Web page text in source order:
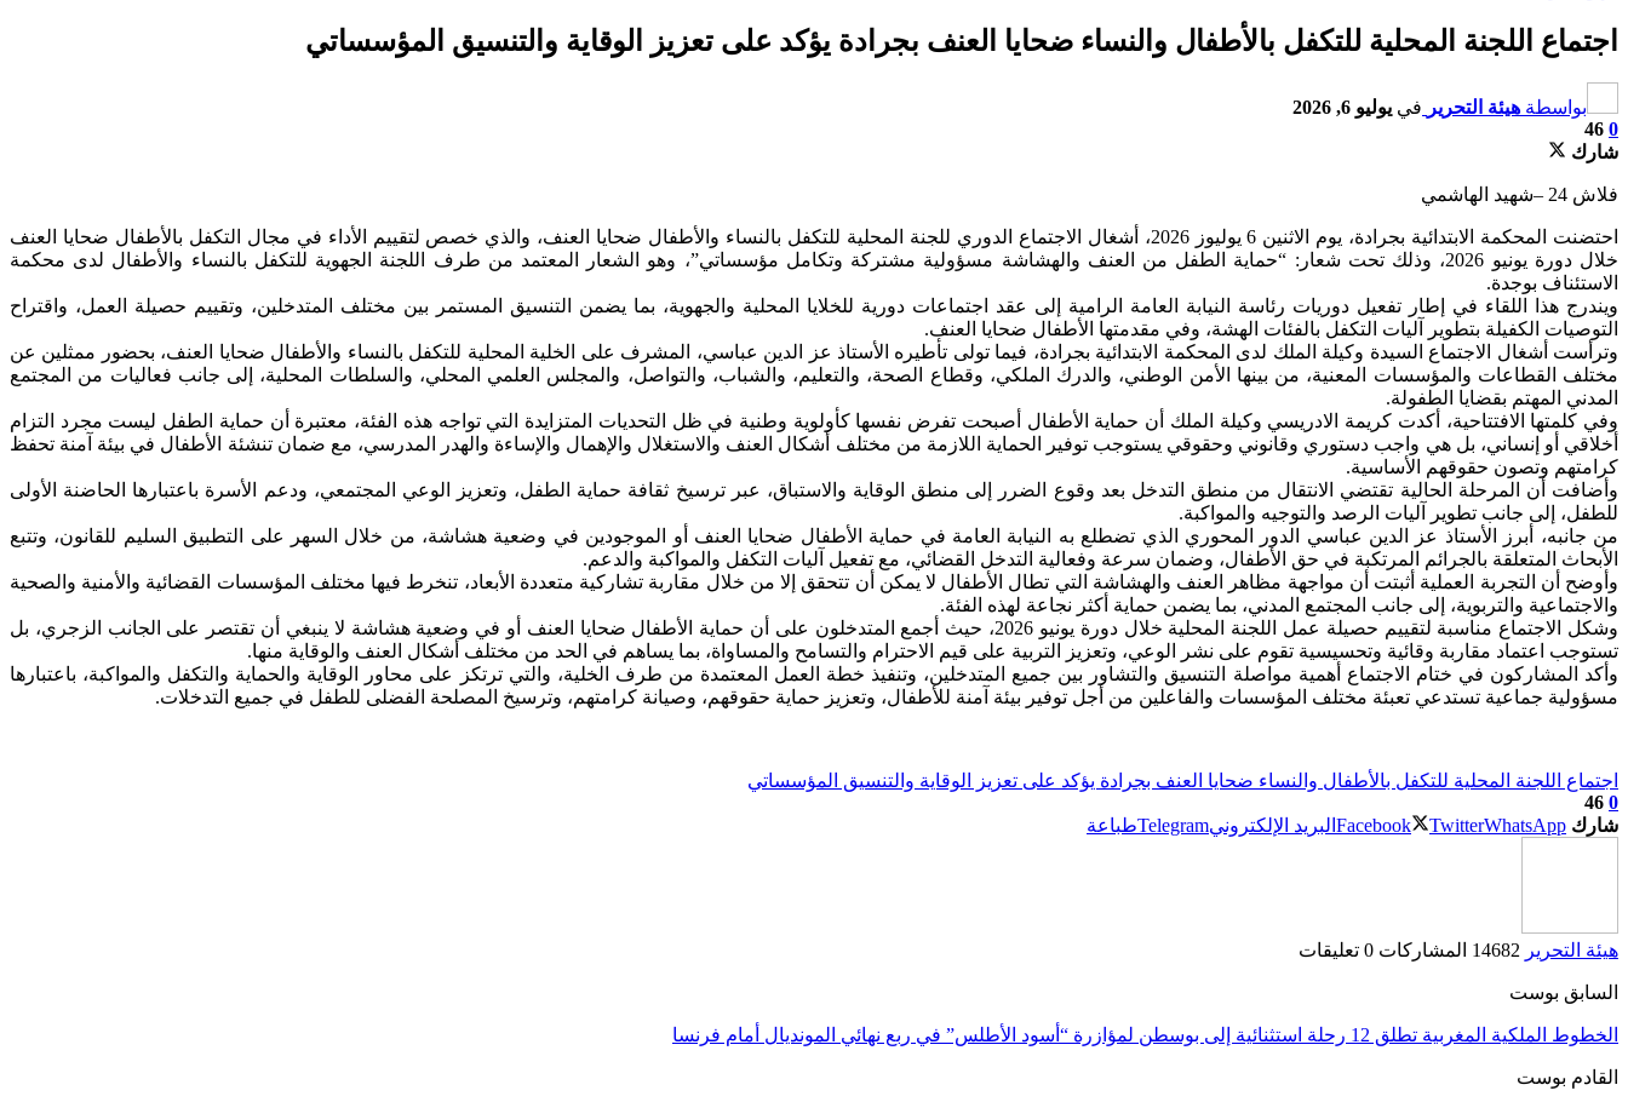
اجتماع اللجنة المحلية للتكفل بالأطفال والنساء ضحايا العنف بجرادة يؤكد على تعزيز الوقاية والتنسيق المؤسساتي
بواسطة هيئة التحرير في يوليو 6, 2026
0
46
شارك
فلاش 24 –شهيد الهاشمي
احتضنت المحكمة الابتدائية بجرادة، يوم الاثنين 6 يوليوز 2026، أشغال الاجتماع الدوري للجنة المحلية للتكفل بالنساء والأطفال ضحايا العنف، والذي خصص لتقييم الأداء في مجال التكفل بالأطفال ضحايا العنف
خلال دورة يونيو 2026، وذلك تحت شعار: “حماية الطفل من العنف والهشاشة مسؤولية مشتركة وتكامل مؤسساتي”، وهو الشعار المعتمد من طرف اللجنة الجهوية للتكفل بالنساء والأطفال لدى محكمة
الاستئناف بوجدة.
ويندرج هذا اللقاء في إطار تفعيل دوريات رئاسة النيابة العامة الرامية إلى عقد اجتماعات دورية للخلايا المحلية والجهوية، بما يضمن التنسيق المستمر بين مختلف المتدخلين، وتقييم حصيلة العمل، واقتراح
التوصيات الكفيلة بتطوير آليات التكفل بالفئات الهشة، وفي مقدمتها الأطفال ضحايا العنف.
وترأست أشغال الاجتماع السيدة وكيلة الملك لدى المحكمة الابتدائية بجرادة، فيما تولى تأطيره الأستاذ عز الدين عباسي، المشرف على الخلية المحلية للتكفل بالنساء والأطفال ضحايا العنف، بحضور ممثلين عن
مختلف القطاعات والمؤسسات المعنية، من بينها الأمن الوطني، والدرك الملكي، وقطاع الصحة، والتعليم، والشباب، والتواصل، والمجلس العلمي المحلي، والسلطات المحلية، إلى جانب فعاليات من المجتمع
المدني المهتم بقضايا الطفولة.
وفي كلمتها الافتتاحية، أكدت كريمة الادريسي وكيلة الملك أن حماية الأطفال أصبحت تفرض نفسها كأولوية وطنية في ظل التحديات المتزايدة التي تواجه هذه الفئة، معتبرة أن حماية الطفل ليست مجرد التزام
أخلاقي أو إنساني، بل هي واجب دستوري وقانوني وحقوقي يستوجب توفير الحماية اللازمة من مختلف أشكال العنف والاستغلال والإهمال والإساءة والهدر المدرسي، مع ضمان تنشئة الأطفال في بيئة آمنة تحفظ
كرامتهم وتصون حقوقهم الأساسية.
وأضافت أن المرحلة الحالية تقتضي الانتقال من منطق التدخل بعد وقوع الضرر إلى منطق الوقاية والاستباق، عبر ترسيخ ثقافة حماية الطفل، وتعزيز الوعي المجتمعي، ودعم الأسرة باعتبارها الحاضنة الأولى
للطفل، إلى جانب تطوير آليات الرصد والتوجيه والمواكبة.
من جانبه، أبرز الأستاذ عز الدين عباسي الدور المحوري الذي تضطلع به النيابة العامة في حماية الأطفال ضحايا العنف أو الموجودين في وضعية هشاشة، من خلال السهر على التطبيق السليم للقانون، وتتبع
الأبحاث المتعلقة بالجرائم المرتكبة في حق الأطفال، وضمان سرعة وفعالية التدخل القضائي، مع تفعيل آليات التكفل والمواكبة والدعم.
وأوضح أن التجربة العملية أثبتت أن مواجهة مظاهر العنف والهشاشة التي تطال الأطفال لا يمكن أن تتحقق إلا من خلال مقاربة تشاركية متعددة الأبعاد، تنخرط فيها مختلف المؤسسات القضائية والأمنية والصحية
والاجتماعية والتربوية، إلى جانب المجتمع المدني، بما يضمن حماية أكثر نجاعة لهذه الفئة.
وشكل الاجتماع مناسبة لتقييم حصيلة عمل اللجنة المحلية خلال دورة يونيو 2026، حيث أجمع المتدخلون على أن حماية الأطفال ضحايا العنف أو في وضعية هشاشة لا ينبغي أن تقتصر على الجانب الزجري، بل
تستوجب اعتماد مقاربة وقائية وتحسيسية تقوم على نشر الوعي، وتعزيز التربية على قيم الاحترام والتسامح والمساواة، بما يساهم في الحد من مختلف أشكال العنف والوقاية منها.
وأكد المشاركون في ختام الاجتماع أهمية مواصلة التنسيق والتشاور بين جميع المتدخلين، وتنفيذ خطة العمل المعتمدة من طرف الخلية، والتي ترتكز على محاور الوقاية والحماية والتكفل والمواكبة، باعتبارها
مسؤولية جماعية تستدعي تعبئة مختلف المؤسسات والفاعلين من أجل توفير بيئة آمنة للأطفال، وتعزيز حماية حقوقهم، وصيانة كرامتهم، وترسيخ المصلحة الفضلى للطفل في جميع التدخلات.
اجتماع اللجنة المحلية للتكفل بالأطفال والنساء ضحايا العنف بجرادة يؤكد على تعزيز الوقاية والتنسيق المؤسساتي
0
46
شارك
Facebook TwitterWhatsApp البريد الإلكترونيTelegramطباعة
هيئة التحرير 14682 المشاركات 0 تعليقات
السابق بوست
الخطوط الملكية المغربية تطلق 12 رحلة استثنائية إلى بوسطن لمؤازرة “أسود الأطلس” في ربع نهائي المونديال أمام فرنسا
القادم بوست